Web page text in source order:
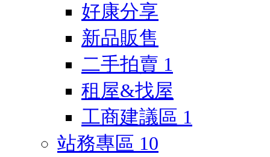
好康分享
新品販售
二手拍賣 1
租屋&找屋
工商建議區 1
站務專區 10